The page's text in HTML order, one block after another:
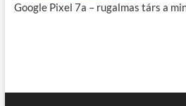
Google Pixel 7a – rugalmas társ a